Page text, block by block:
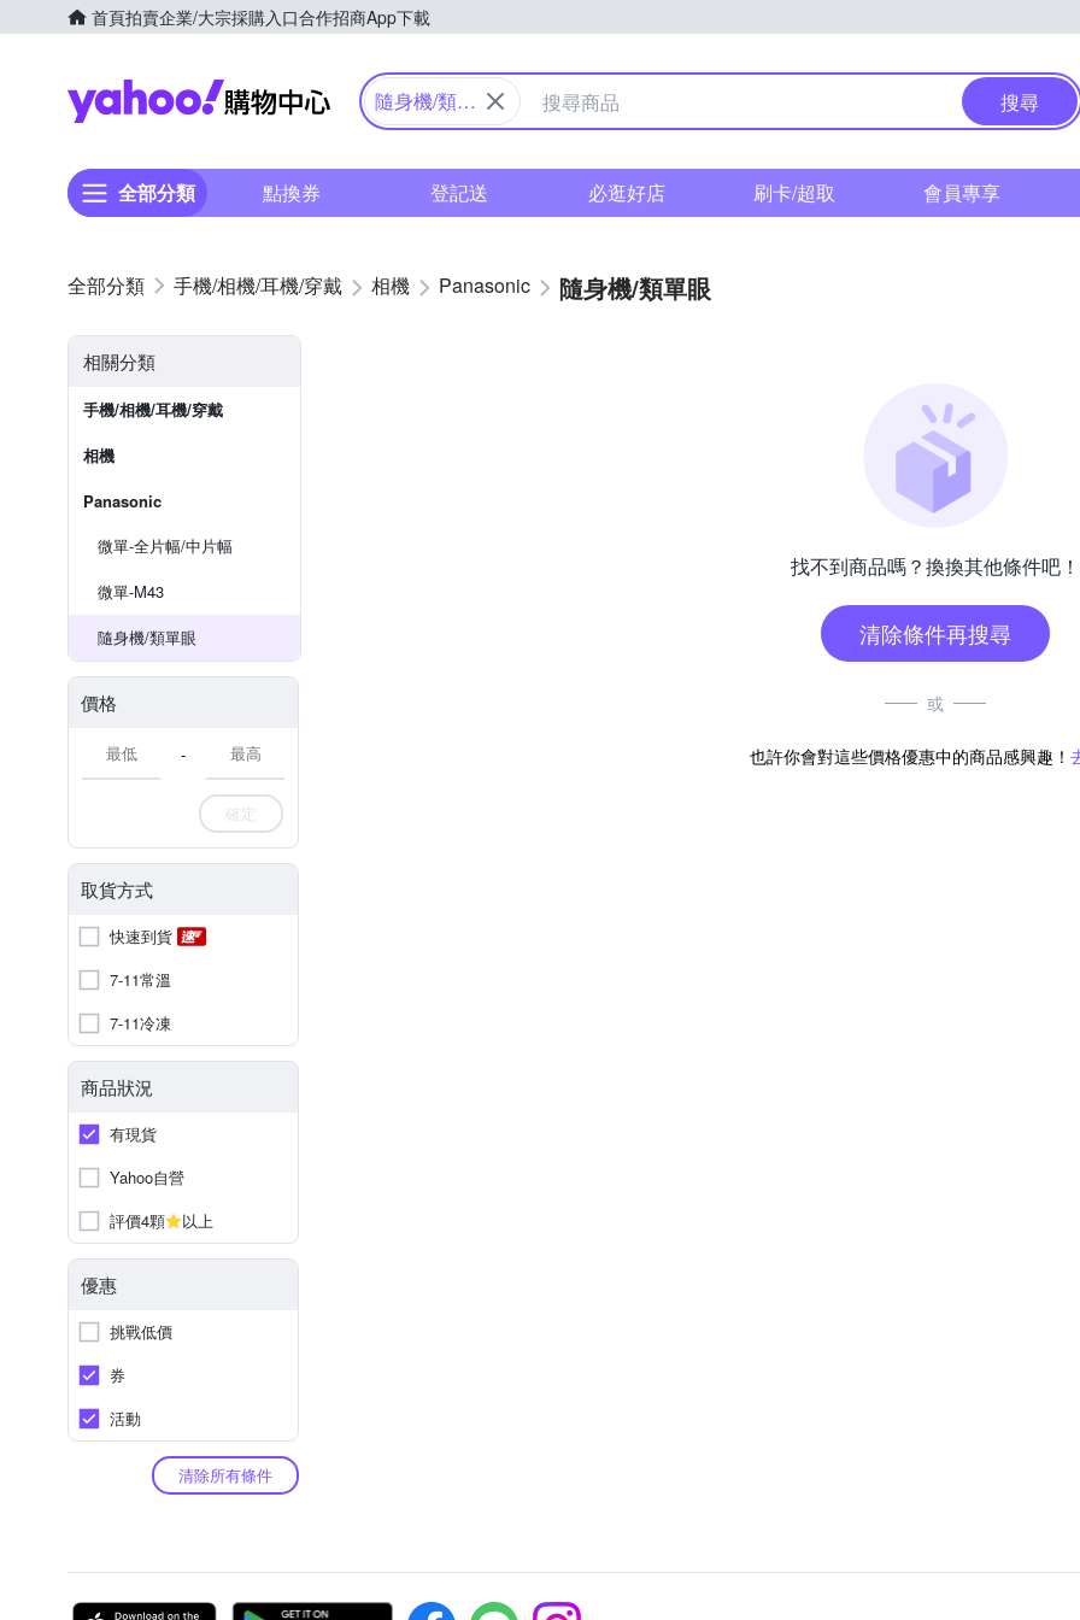
首頁拍賣企業/大宗採購入口合作招商App下載
Yahoo購物中心
隨身機/類單
搜尋
全部分類 點換券 登記送 必逛好店 刷卡/超取 會員專享
手機/相機/耳機/穿戴 相機 Panasonic 隨身機/類單眼
相關分類
手機/相機/耳機/穿戴
相機
Panasonic
微單-全片幅/中片幅
微單-M43
隨身機/類單眼
價格
-
確定
取貨方式
快速到貨
7-11常溫
7-11冷凍
商品狀況
有現貨
Yahoo自營
評價4顆
以上
優惠
挑戰低價
券
活動
清除所有條件
找不到商品嗎？換換其他條件吧！
清除條件再搜尋
或
也許你會對這些價格優惠中的商品感興趣！